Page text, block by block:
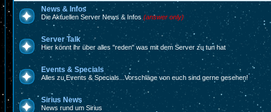
News & Infos
Die Aktuellen Server News & Infos (answer only)
Server Talk
Hier könnt ihr über alles "reden" was mit dem Server zu tun hat
Events & Specials
Alles zu Events & Specials...Vorschläge von euch sind gerne gesehen!
Sirius News
News rund um Sirius